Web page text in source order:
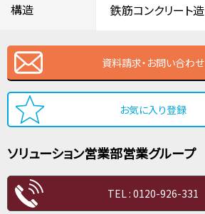
構造 鉄筋コンクリート造
資料請求・お問い合わせ
お気に入り登録
ソリューション営業部営業グループ
TEL : 0120-926-331